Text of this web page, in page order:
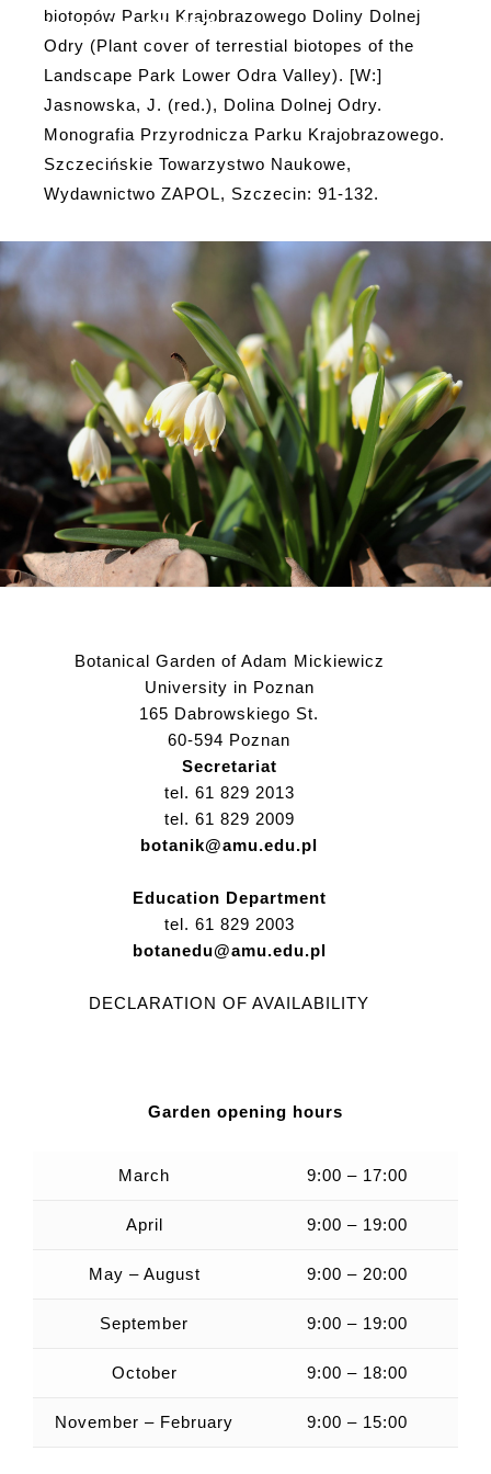
Szczecin: 91-132.
biotopów Parku Krajobrazowego Doliny Dolnej
Odry (Plant cover of terrestial biotopes of the
Landscape Park Lower Odra Valley). [W:]
Jasnowska, J. (red.), Dolina Dolnej Odry.
Monografia Przyrodnicza Parku Krajobrazowego.
Szczecińskie Towarzystwo Naukowe,
Wydawnictwo ZAPOL, Szczecin: 91-132.
Botanical Garden of Adam Mickiewicz
University in Poznan
165 Dabrowskiego St.
60-594 Poznan
Secretariat
tel. 61 829 2013
tel. 61 829 2009
botanik@amu.edu.pl
Education Department
tel. 61 829 2003
botanedu@amu.edu.pl
DECLARATION OF AVAILABILITY
Garden opening hours
March 9:00 – 17:00
April 9:00 – 19:00
May – August 9:00 – 20:00
September 9:00 – 19:00
October 9:00 – 18:00
November – February 9:00 – 15:00